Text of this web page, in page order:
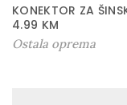
KONEKTOR ZA
4.99 KM
Ostala oprema